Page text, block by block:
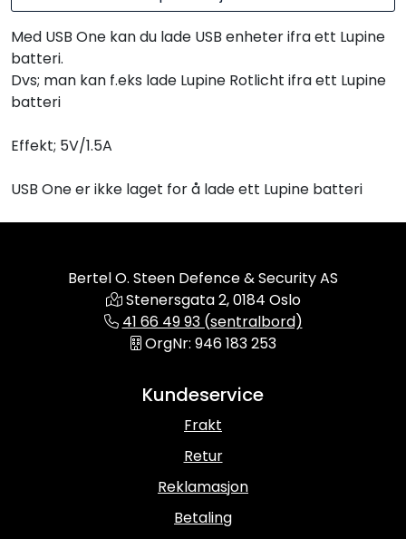
Med USB One kan du lade USB enheter ifra ett Lupine
batteri.
Dvs; man kan f.eks lade Lupine Rotlicht ifra ett Lupine
batteri
Effekt; 5V/1.5A
USB One er ikke laget for å lade ett Lupine batteri
Bertel O. Steen Defence & Security AS
Stenersgata 2, 0184 Oslo
41 66 49 93 (sentralbord)
OrgNr: 946 183 253
Kundeservice
Frakt
Retur
Reklamasjon
Betaling